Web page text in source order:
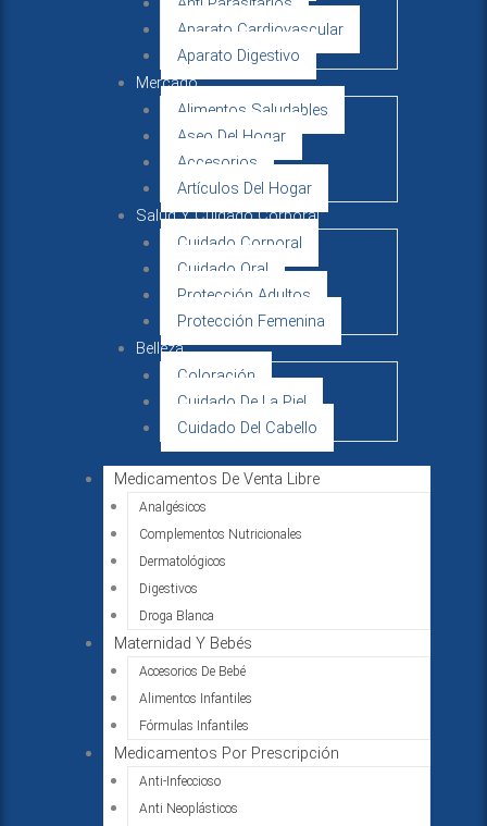
Aparato Cardiovascular
Aparato Digestivo
Mercado
Alimentos Saludables
Aseo Del Hogar
Accesorios
Artículos Del Hogar
Salud Y Cuidado Corporal
Cuidado Corporal
Cuidado Oral
Protección Adultos
Protección Femenina
Belleza
Coloración
Cuidado De La Piel
Cuidado Del Cabello
Medicamentos De Venta Libre
Analgésicos
Complementos Nutricionales
Dermatológicos
Digestivos
Droga Blanca
Maternidad Y Bebés
Accesorios De Bebé
Alimentos Infantiles
Fórmulas Infantiles
Medicamentos Por Prescripción
Anti-Infeccioso
Anti Neoplásticos